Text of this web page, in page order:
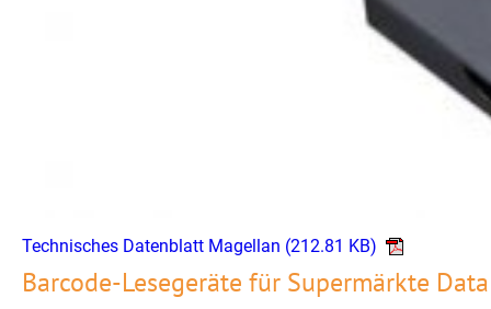
Barcode-Lesegeräte für Supermärkte
Technisches Datenblatt Magellan (212.81 KB)